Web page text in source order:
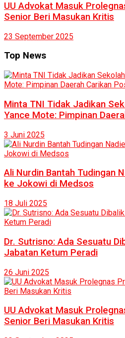
UU Advokat Masuk
Senior Beri Masukan Kritis
23 September 2025
Top News
Minta TNI Tidak Jadikan
Yance Mote: Pimpinan
3 Juni 2025
Ali Nurdin Bantah Tudingan
ke Jokowi di Medsos
18 Juli 2025
Dr. Sutrisno: Ada Sesuatu
Jabatan Ketum Peradi
26 Juni 2025
UU Advokat Masuk
Senior Beri Masukan Kritis